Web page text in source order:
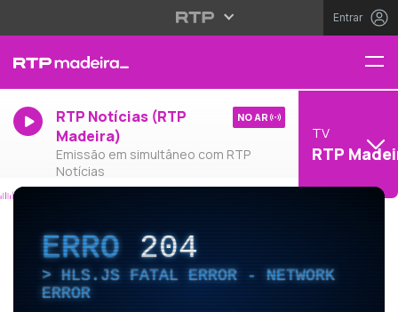
Entrar
RTP Notícias (RTP
Madeira)
Emissão em simultâneo com RTP
Notícias
NO AR
TV
RTP
ERRO204
HLS.JS FATAL ERROR - NETWORK
ERROR